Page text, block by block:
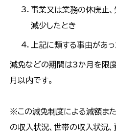
事業又は業務の休廃止
減少したとき
上記に類する事由があ
減免などの期間は3か月を限
月以内です。
※この減免制度による減額ま
の収入状況、世帯の収入状況